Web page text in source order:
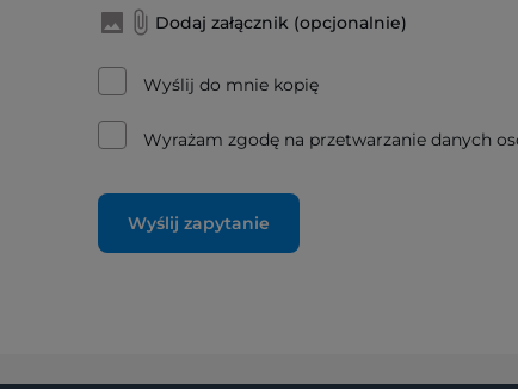
Dodaj załącznik (opcjonalnie)
Wyślij do mnie kopię
Wyrażam zgodę na przetwarzanie danych
Wyślij zapytanie